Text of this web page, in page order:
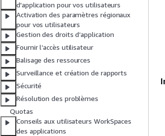
d'application pour vos utilisateurs
Activation des paramètres régionaux
pour vos utilisateurs
Gestion des droits d’application
Fournir l’accès utilisateur
Balisage des ressources
Surveillance et création de rapports
Sécurité
Résolution des problèmes
Quotas
Conseils aux utilisateurs WorkSpaces
des applications